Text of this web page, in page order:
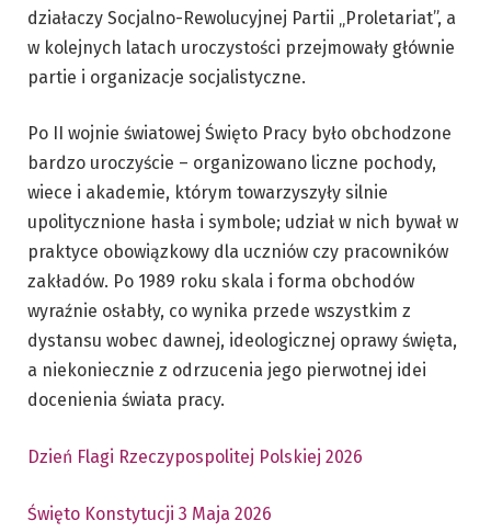
działaczy Socjalno-Rewolucyjnej Partii „Proletariat”, a
w kolejnych latach uroczystości przejmowały głównie
partie i organizacje socjalistyczne.
Po II wojnie światowej Święto Pracy było obchodzone
bardzo uroczyście – organizowano liczne pochody,
wiece i akademie, którym towarzyszyły silnie
upolitycznione hasła i symbole; udział w nich bywał w
praktyce obowiązkowy dla uczniów czy pracowników
zakładów. Po 1989 roku skala i forma obchodów
wyraźnie osłabły, co wynika przede wszystkim z
dystansu wobec dawnej, ideologicznej oprawy święta,
a niekoniecznie z odrzucenia jego pierwotnej idei
docenienia świata pracy.
Dzień Flagi Rzeczypospolitej Polskiej 2026
Święto Konstytucji 3 Maja 2026